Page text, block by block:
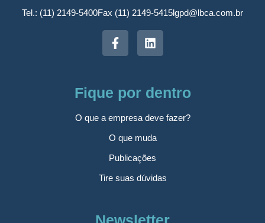
Tel.: (11) 2149-5400Fax (11) 2149-5415lgpd@lbca.com.br
Fique por dentro
O que a empresa deve fazer?
O que muda
Publicações
Tire suas dúvidas